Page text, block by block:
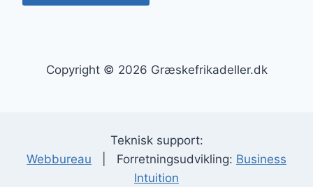
Copyright © 2026 Græskefrikadeller.dk
Teknisk support:
Webbureau | Forretningsudvikling: Business
Intuition